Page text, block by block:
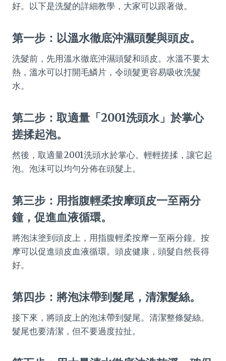
好。以下是洗髮的詳細教學，大家可以跟著做。
第一步：以溫水徹底沖濕頭髮與頭皮。
洗髮前，先用溫水徹底沖濕頭髮和頭皮。水溫不要太
熱，溫水可以打開毛鱗片，令頭髮更容易吸收洗髮
水。
第二步：取適量「2001洗頭水」於掌心
搓揉起泡。
然後，取適量2001洗頭水於掌心。輕輕搓揉，讓它起
泡。泡沫可以均勻分佈在頭髮上。
第三步：用指腹輕柔按摩頭皮一至兩分
鐘，促進血液循環。
將泡沫塗到頭皮上，用指腹輕柔按摩一至兩分鐘。按
摩可以促進頭皮血液循環。頭皮健康，頭髮自然長得
好。
第四步：將泡沫帶到髮尾，清潔髮絲。
接下來，將頭皮上的泡沫帶到髮尾。清潔整條髮絲。
髮尾也要清潔，但不要過度拉扯。